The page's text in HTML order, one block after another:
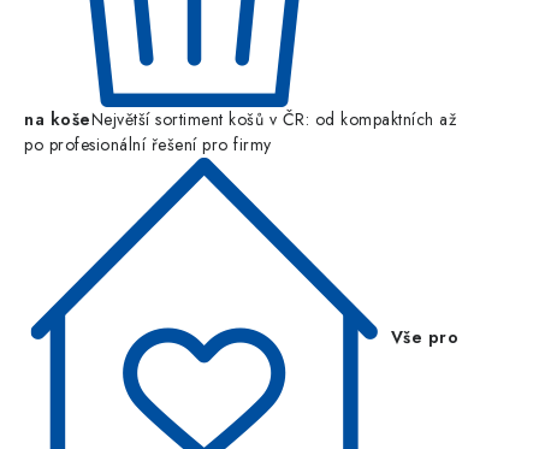
na košeNejvětší sortiment košů v ČR: od kompaktních až
po profesionální řešení pro firmy
Vše pro